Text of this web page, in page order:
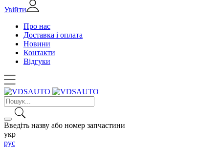
Увійти
Про нас
Доставка і оплата
Новини
Контакти
Відгуки
Введіть назву або номер запчастини
укр
рус